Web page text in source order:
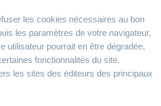
les cookies nécessaires au bon
les paramètres de votre navigateur,
utilisateur pourrait en être dégradée,
fonctionnalités du site.
les sites des éditeurs des principaux